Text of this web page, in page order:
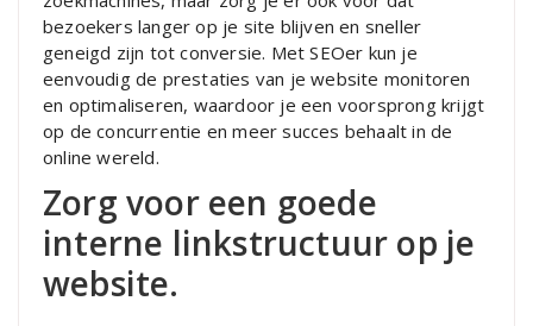
bezoekers langer op je site blijven en sneller
geneigd zijn tot conversie. Met SEOer kun je
eenvoudig de prestaties van je website monitoren
en optimaliseren, waardoor je een voorsprong krijgt
op de concurrentie en meer succes behaalt in de
online wereld.
Zorg voor een goede
interne linkstructuur op je
website.